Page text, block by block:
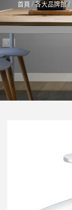
首頁 / 各大品牌館/